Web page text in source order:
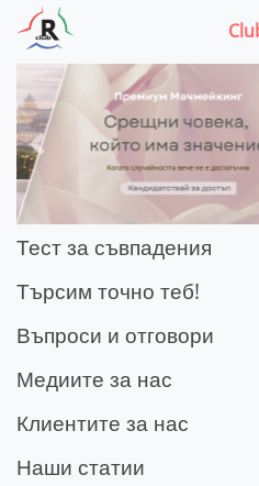
Тест за съвпадения
Търсим точно теб!
Въпроси и отговори
Медиите за нас
Клиентите за нас
Наши статии
Previous